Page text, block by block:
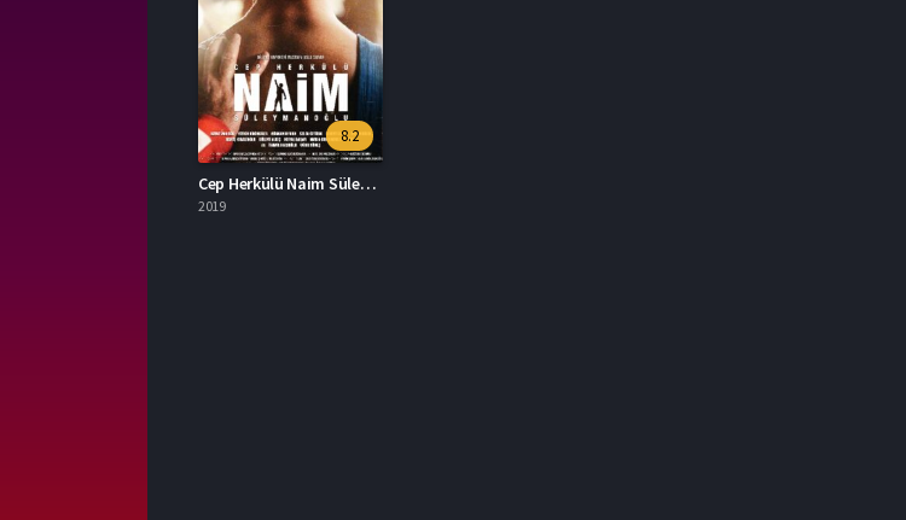
8.2
Cep Herkülü Naim Süleymanoğlu İzle
2019